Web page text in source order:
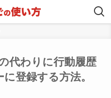
代わりに行動履歴
登録する方法。